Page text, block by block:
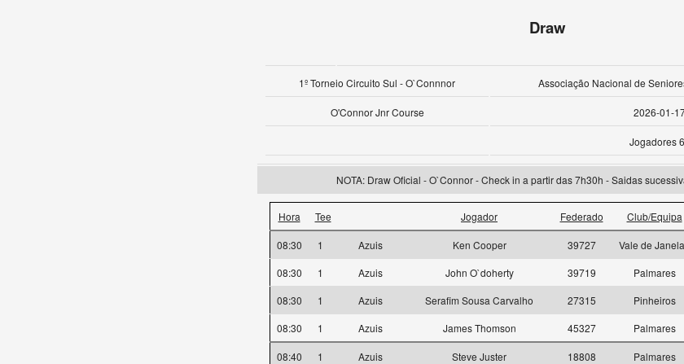
Draw
1º Torneio Circuito Sul - O`Connnor Associação Nacional de
O'Connor Jnr Course 2026-01-
Jogadores
NOTA: Draw Oficial - O`Connor - Check in a partir das 7h30h - Saidas
Hora Tee Jogador Federado Club/Equipa
08:30 1 Azuis Ken Cooper 39727 Vale de
08:30
1 Azuis John O`doherty 39719 Palmares
08:30
1 Azuis Serafim Sousa Carvalho 27315 Pinheiros
08:30
1 Azuis James Thomson 45327 Palmares
08:40 1 Azuis Steve Juster 18808 Palmares